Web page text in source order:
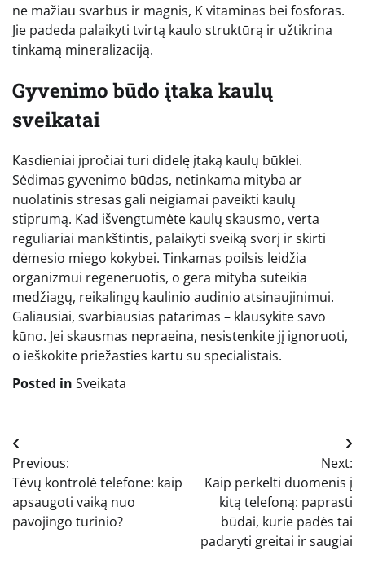
ne mažiau svarbūs ir magnis, K vitaminas bei fosforas.
Jie padeda palaikyti tvirtą kaulo struktūrą ir užtikrina
tinkamą mineralizaciją.
Gyvenimo būdo įtaka kaulų
sveikatai
Kasdieniai įpročiai turi didelę įtaką kaulų būklei.
Sėdimas gyvenimo būdas, netinkama mityba ar
nuolatinis stresas gali neigiamai paveikti kaulų
stiprumą. Kad išvengtumėte kaulų skausmo, verta
reguliariai mankštintis, palaikyti sveiką svorį ir skirti
dėmesio miego kokybei. Tinkamas poilsis leidžia
organizmui regeneruotis, o gera mityba suteikia
medžiagų, reikalingų kaulinio audinio atsinaujinimui.
Galiausiai, svarbiausias patarimas – klausykite savo
kūno. Jei skausmas nepraeina, nesistenkite jį ignoruoti,
o ieškokite priežasties kartu su specialistais.
Posted in Sveikata
Navigacija
tarp
įrašų
Previous:
Tėvų kontrolė telefone: kaip
apsaugoti vaiką nuo
pavojingo turinio?
Next:
Kaip perkelti duomenis į
kitą telefoną: paprasti
būdai, kurie padės tai
padaryti greitai ir saugiai